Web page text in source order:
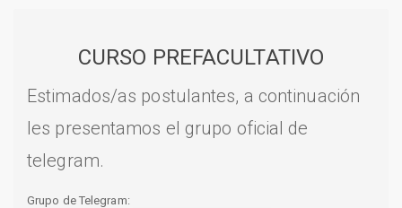
CURSO PREFACULTATIVO
Estimados/as postulantes, a continuación
les presentamos el grupo oficial de
telegram.
Grupo de Telegram: